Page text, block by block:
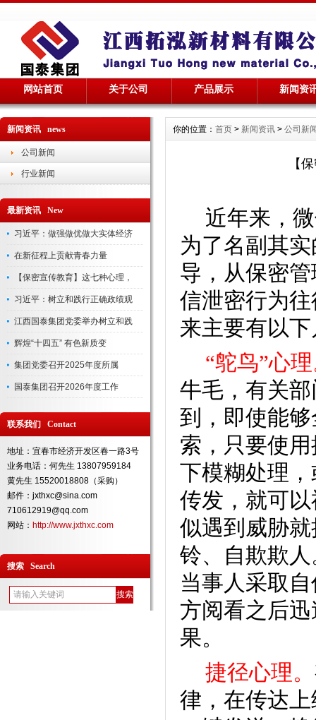
网站首页 关于公司 产品展示 新闻资
新闻资讯 news
公司新闻
行业新闻
最新资讯 New
习近平：做强做优做大实体经济
在新征程上贡献青春力量
【保密宣传教育】这七种心理，
习近平：树立和践行正确政绩观
江西国泰集团党委举办树立和践
辉煌“十四五” 有色新质变
集团党委召开2025年度所属
国泰集团召开2026年度工作
联系我们 Contact
地址：宜春市经济开发区春一路3号
业务电话：何先生 13807959184
黄先生 15520018808（采购）
邮件：jxthxc@sina.com
710612919@qq.com
网站： http://www.jxthxc.com
搜索 Search
你的位置： 首页 > 新闻资讯 > 公司新
【
近年来，
为了名副其
导，从保密
信泄密行为
来主要有以
“鸵鸟”心
牛毛，有关
到，即使能
索，只要使
下模糊处理
传发，就可
似遇到威胁
铃、自欺欺
当事人采取
方阅看之后
果。
捷径心理。
律，在传达